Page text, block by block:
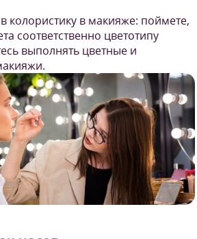
колористику в макияже: поймете,
соответственно цветотипу
выполнять цветные и